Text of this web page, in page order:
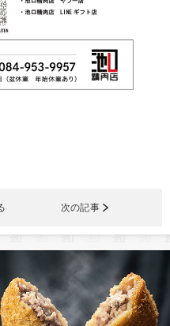
次の記事